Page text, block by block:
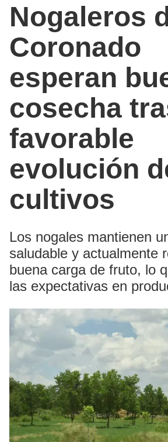
Nogaleros
Coronado
esperan
cosecha
favorable
evolución
cultivos
Los nogales mantienen
saludable y actualmente
buena carga de fruto, lo
las expectativas en